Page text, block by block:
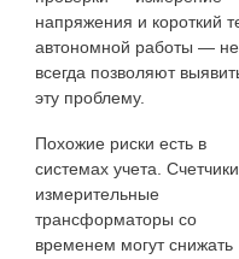
напряжения и короткий
автономной работы — не
всегда позволяют
эту проблему.
Похожие риски есть в
системах учета.
измерительные
трансформаторы со
временем могут снижать